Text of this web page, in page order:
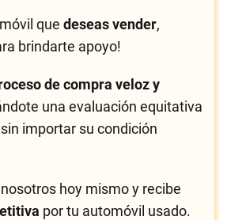
quedeseas vender,
brindarte apoyo!
de compra veloz y
una evaluación equitativa
importar su condición
hoy mismo y recibe
por tu automóvil usado.